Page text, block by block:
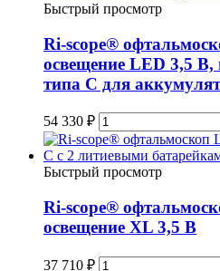
Быстрый просмотр
Ri-scope®
освещение LED 3,5 В,
типа С для
54 330 ₽
Быстрый просмотр
Ri-scope®
освещение XL 3,5 В
37 710 ₽